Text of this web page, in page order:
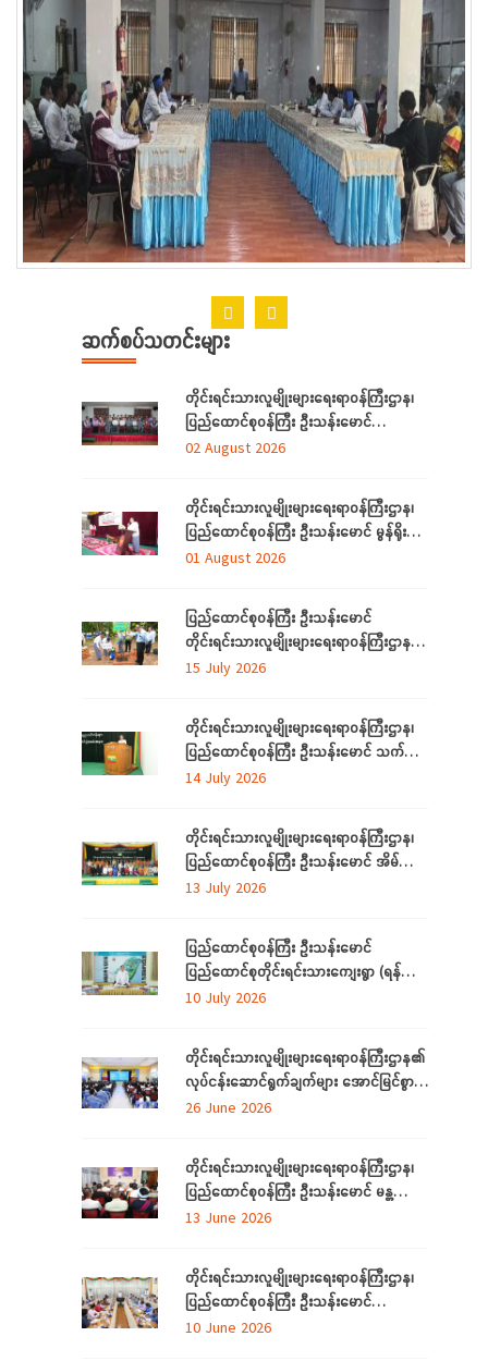
ဆက်စပ်သတင်းများ
တိုင်းရင်းသားလူမျိုးများရေးရာဝန်ကြီးဌာန၊
ပြည်ထောင်စုဝန်ကြီး ဦးသန်းမောင်
ရန်ကုန်တိုင်းဒေသကြီးအတွင်းရှိ
နှင့် တွေ့ဆုံ
02 August 2026
တိုင်းရင်းသားလူမျိုးများရေးရာဝန်ကြီးဌာန၊
ပြည်ထောင်စုဝန်ကြီး ဦးသန်းမောင် မွန်ရိုးရာ
ဝတ်စုံချုပ်လုပ်နည်းသင်တန်းဆင်းပွဲ
01 August 2026
ပြည်ထောင်စုဝန်ကြီး ဦးသန်းမောင်
တိုင်းရင်းသားလူမျိုးများရေးရာဝန်ကြီးဌာန မိုး
ရာသီသစ်ပင်စိုက်ပျိုးပွဲ အခမ်းအနားတက်
15 July 2026
တိုင်းရင်းသားလူမျိုးများရေးရာဝန်ကြီးဌာန၊
ပြည်ထောင်စုဝန်ကြီး ဦးသန်းမောင် သက်မွေး
ပညာသင်တန်းများ သင်တန်းဆင်းပွဲ
14 July 2026
တိုင်းရင်းသားလူမျိုးများရေးရာဝန်ကြီးဌာန၊
ပြည်ထောင်စုဝန်ကြီး ဦးသန်းမောင် အိမ်သုံး
ဆိုလာများ လွှဲပြောင်းထောက်ပံ့ပေးခြင်း
13 July 2026
ပြည်ထောင်စုဝန်ကြီး ဦးသန်းမောင်
ပြည်ထောင်စုတိုင်းရင်းသားကျေးရွာ (ရန်ကုန်)
အဆင့်မြှင့်တင်လုပ်ငန်းဆောင်ရွက်မှုများအား
10 July 2026
တိုင်းရင်းသားလူမျိုးများရေးရာဝန်ကြီးဌာန၏
လုပ်ငန်းဆောင်ရွက်ချက်များ အောင်မြင်စွာ
အကောင်အထည်ဖော်နိုင်ရေးအတွက်
26 June 2026
တိုင်းရင်းသားလူမျိုးများရေးရာဝန်ကြီးဌာန၊
ပြည်ထောင်စုဝန်ကြီး ဦးသန်းမောင် မန္တလေး
တိုင်းဒေသကြီးအတွင်းရှိ တိုင်းရင်းသားစာပေ
ဆွေးနွေး
13 June 2026
တိုင်းရင်းသားလူမျိုးများရေးရာဝန်ကြီးဌာန၊
ပြည်ထောင်စုဝန်ကြီး ဦးသန်းမောင်
ပြည်ထောင်စုနယ်မြေ နေပြည်တော်အတွင်းရှိ
10 June 2026